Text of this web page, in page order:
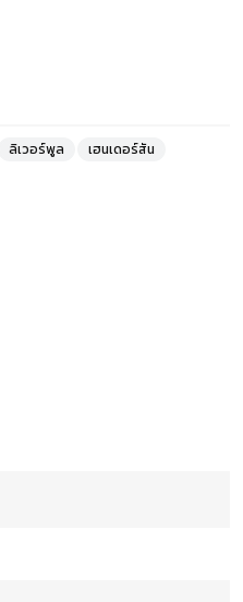
ลิเวอร์พูล
เฮนเดอร์สัน